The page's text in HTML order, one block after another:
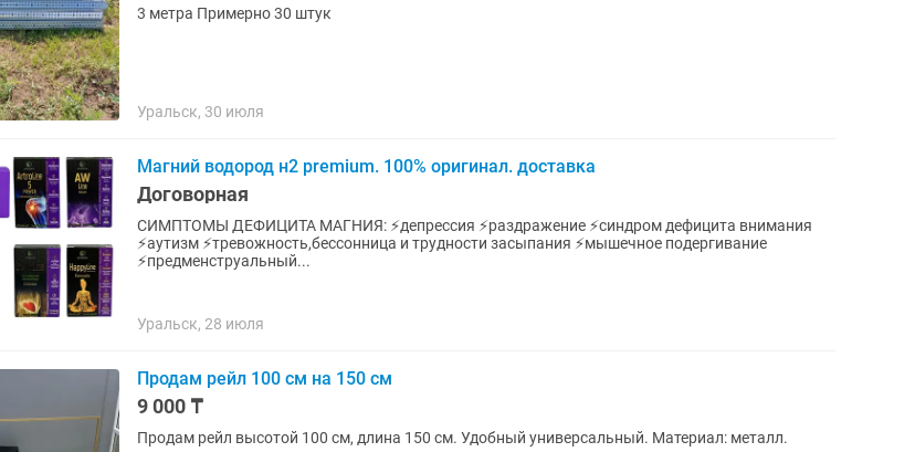
3 метра Примерно 30 штук
Уральск, 30 июля
Магний водород н2 premium. 100% оригинал. доставка
Договорная
СИМПТОМЫ ДЕФИЦИТА МАГНИЯ: ⚡️депрессия ⚡️раздражение ⚡️синдром дефицита внимания
⚡️аутизм ⚡️тревожность,бессонница и трудности засыпания ⚡️мышечное подергивание
⚡️предменструальный...
Уральск, 28 июля
Продам рейл 100 см на 150 см
9 000 ₸
Продам рейл высотой 100 см, длина 150 см. Удобный универсальный. Материал: металл.